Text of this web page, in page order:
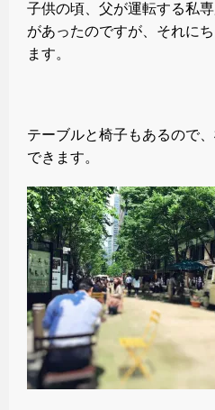
子供の頃、父が運転する私
があったのですが、それに
ます。
テーブルと椅子もあるので
できます。